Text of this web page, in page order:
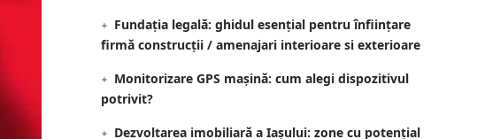
Fundația legală: ghidul esențial pentru înființare
firmă construcții / amenajari interioare si exterioare
Monitorizare GPS mașină: cum alegi dispozitivul
potrivit?
Dezvoltarea imobiliară a Iașului: zone cu potențial